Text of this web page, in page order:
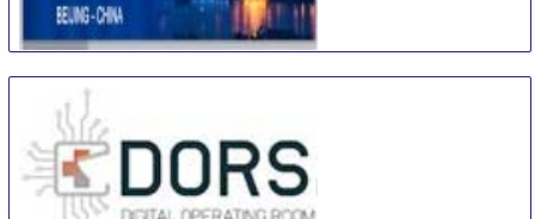
Academic Research & Global Innovation
24 Aug - 25 Aug
Beijing area
China